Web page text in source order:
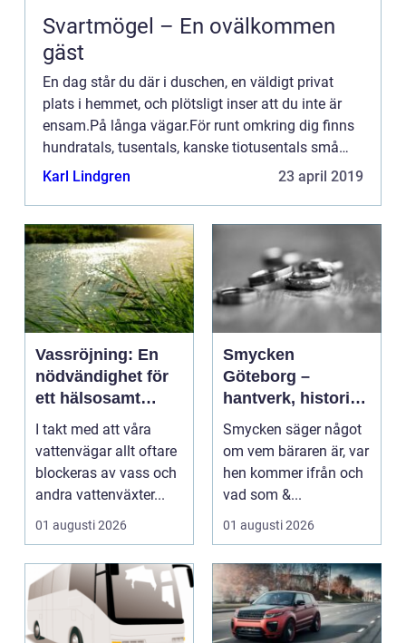
Svartmögel – En ovälkommen
gäst
En dag står du där i duschen, en väldigt privat
plats i hemmet, och plötsligt inser att du inte är
ensam.På långa vägar.För runt omkring dig finns
hundratals, tusentals, kanske tiotusentals små
g&...
Karl Lindgren 23 april 2019
Vassröjning: En
nödvändighet för
ett hälsosamt
vattenlandskap
I takt med att våra
vattenvägar allt oftare
blockeras av vass och
andra vattenväxter...
01 augusti 2026
Smycken
Göteborg –
hantverk, historia
och personligt
uttryck
Smycken säger något
om vem bäraren är, var
hen kommer ifrån och
vad som &...
01 augusti 2026